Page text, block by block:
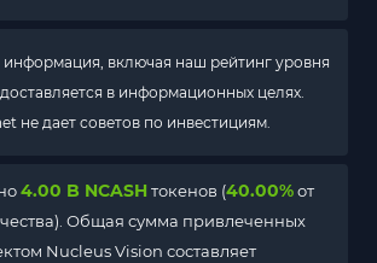
информация, включая наш рейтинг уровня
в информационных целях.
не дает советов по инвестициям.
4.00 B NCASH токенов (40.00%от
Общая сумма привлеченных
Nucleus Vision составляет